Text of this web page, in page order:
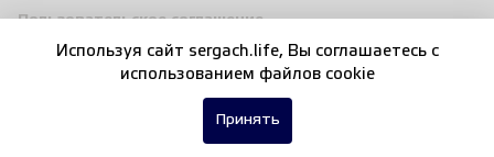
Пользовательское соглашение
Правила общения
Используя сайт sergach.life, Вы соглашаетесь c
использованием файлов cookie
Принять